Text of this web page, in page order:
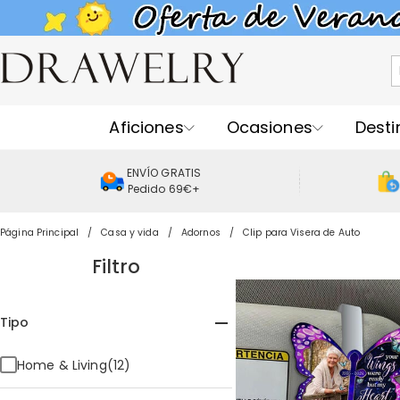
Aficiones Ocasiones
ENVÍO GRATIS
Pedido 69€+
Página Principal Casa y vida Adornos Clip para Visera de Auto
Filtro
Tipo
Home & Living(12)